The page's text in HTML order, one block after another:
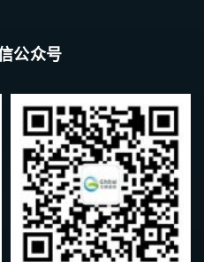
众号